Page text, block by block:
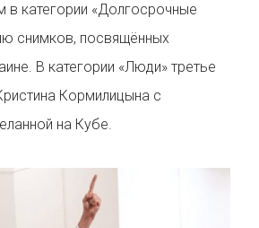
в категории «Долгосрочные
снимков, посвящённых
В категории «Люди» третье
Кормилицына с
на Кубе.